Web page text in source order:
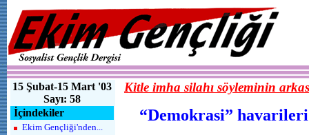
15 Şubat-15 Mart '03
Sayı: 58
İçindekiler
Ekim Gençliği'nden...
Kitle imha silahı söyleminin
“Demokrasi”